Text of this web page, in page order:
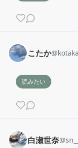
こたか@kotaka
読みたい
白瀬世奈@